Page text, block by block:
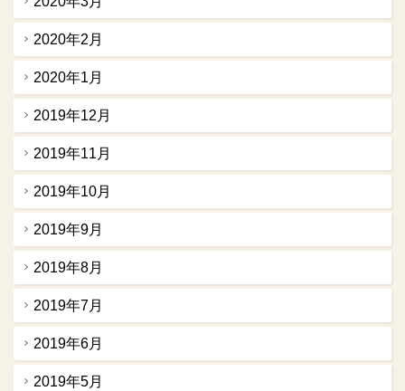
2020年2月
2020年1月
2019年12月
2019年11月
2019年10月
2019年9月
2019年8月
2019年7月
2019年6月
2019年5月